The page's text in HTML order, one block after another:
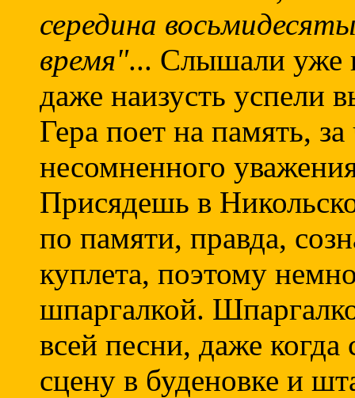
середина
время"... Слышали уже
даже наизусть успели
Гера поет на память,
несомненного
Присядешь в
по памяти, правда,
куплета, поэтому
шпаргалкой.
всей песни, даже когда
сцену в буденовке и